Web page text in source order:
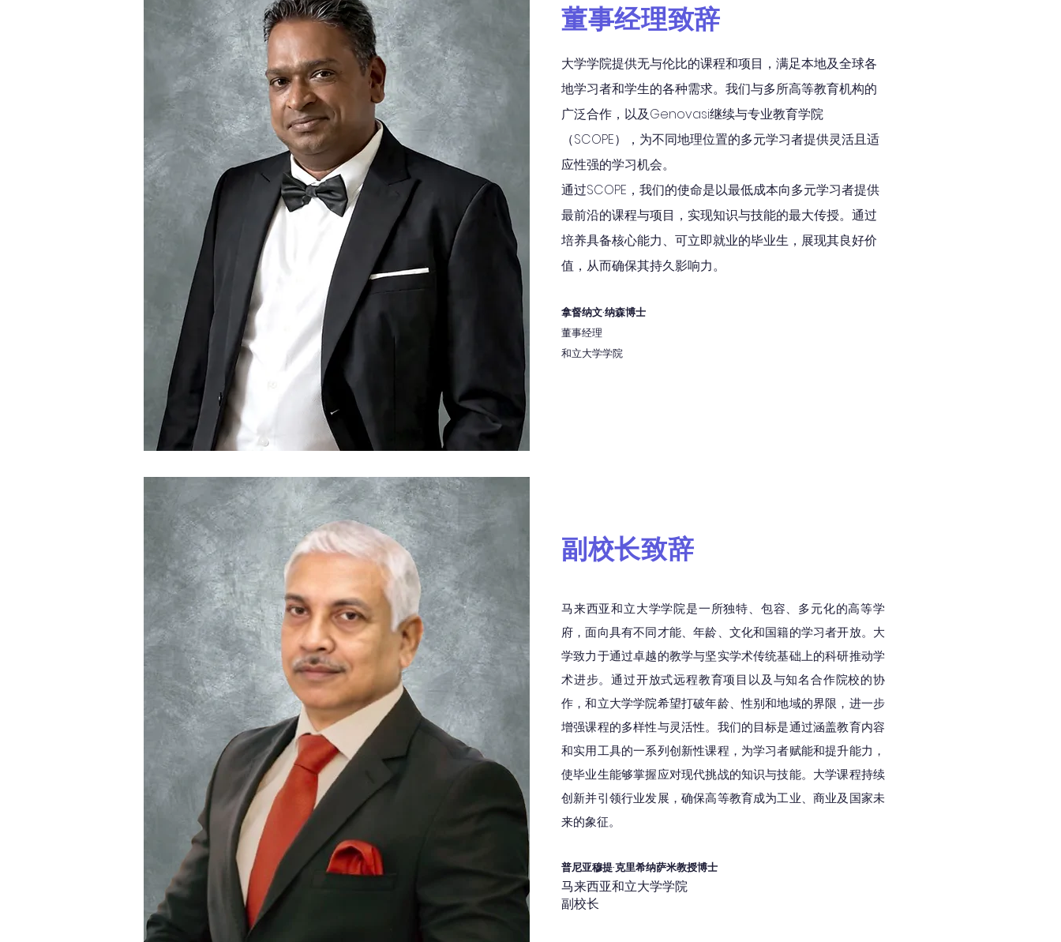
董事经理致辞
大学学院提供无与伦比的课程和项目，满足本地及全球各
地学习者和学生的各种需求。我们与多所高等教育机构的
广泛合作，以及Genovasi继续与专业教育学院
（SCOPE），为不同地理位置的多元学习者提供灵活且适
应性强的学习机会。
通过SCOPE，我们的使命是以最低成本向多元学习者提供
最前沿的课程与项目，实现知识与技能的最大传授。通过
培养具备核心能力、可立即就业的毕业生，展现其良好价
值，从而确保其持久影响力。
拿督纳文·纳森博士
董事经理
和立大学学院
副校长致辞
马来西亚和立大学学院是一所独特、包容、多元化的高等学
府，面向具有不同才能、年龄、文化和国籍的学习者开放。大
学致力于通过卓越的教学与坚实学术传统基础上的科研推动学
术进步。通过开放式远程教育项目以及与知名合作院校的协
作，和立大学学院希望打破年龄、性别和地域的界限，进一步
增强课程的多样性与灵活性。我们的目标是通过涵盖教育内容
和实用工具的一系列创新性课程，为学习者赋能和提升能力，
使毕业生能够掌握应对现代挑战的知识与技能。大学课程持续
创新并引领行业发展，确保高等教育成为工业、商业及国家未
来的象征。
普尼亚穆提·克里希纳萨米教授博士
马来西亚和立大学学院
副校长